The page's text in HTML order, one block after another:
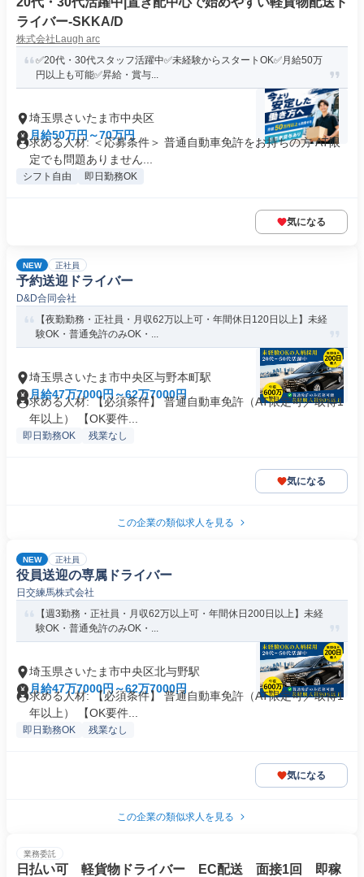
ライバー-SKKA/D
株式会社Laugh arc
✅20代・30代スタッフ活躍中✅未経験からスタートOK✅月給50万
円以上も可能✅昇給・賞与...
埼玉県さいたま市中央区
月給50万円～70万円
求める人材: ＜応募条件＞ 普通自動車免許をお持ちの方 AT限
定でも問題ありません...
シフト自由 即日勤務OK
気になる
NEW 正社員
予約送迎ドライバー
D&D合同会社
【夜勤勤務・正社員・月収62万以上可・年間休日120日以上】未経
験OK・普通免許のみOK・...
埼玉県さいたま市中央区与野本町駅
月給47万7000円～62万7000円
求める人材: 【必須条件】 普通自動車免許（AT限定可／取得1
年以上） 【OK要件...
即日勤務OK 残業なし
気になる
この企業の類似求人を見る
NEW 正社員
役員送迎の専属ドライバー
日交練馬株式会社
【週3勤務・正社員・月収62万以上可・年間休日200日以上】未経
験OK・普通免許のみOK・...
埼玉県さいたま市中央区北与野駅
月給47万7000円～62万7000円
求める人材: 【必須条件】 普通自動車免許（AT限定可／取得1
年以上） 【OK要件...
即日勤務OK 残業なし
気になる
この企業の類似求人を見る
業務委託
日払い可 軽貨物ドライバー EC配送 面接1回 即稼